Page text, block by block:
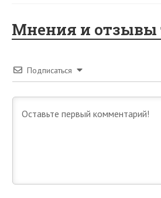
Мнения и отзывы
Подписаться